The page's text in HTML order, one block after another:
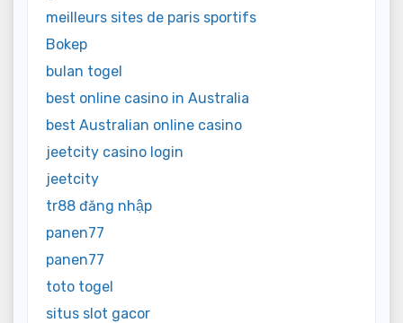
meilleurs sites de paris sportifs
Bokep
bulan togel
best online casino in Australia
best Australian online casino
jeetcity casino login
jeetcity
tr88 đăng nhập
panen77
panen77
toto togel
situs slot gacor